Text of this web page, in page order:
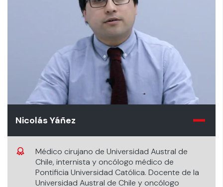
Nicolás Yáñez
Médico cirujano de Universidad Austral de
Chile, internista y oncólogo médico de
Pontificia Universidad Católica. Docente de la
Universidad Austral de Chile y oncólogo